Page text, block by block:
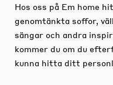
Hos oss på Em home
genomtänkta soffor,
sängar och andra
kommer du om du
kunna hitta ditt